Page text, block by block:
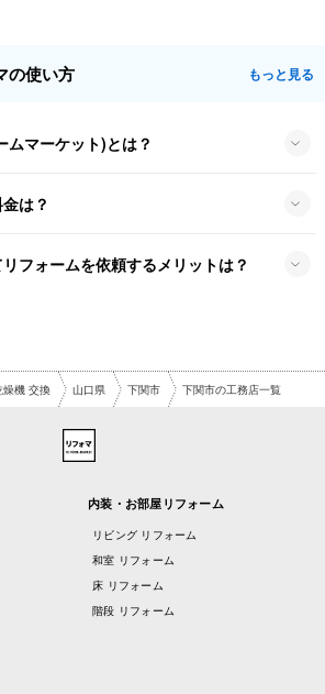
の使い方 もっと見る
ムマーケット)とは？
は？
フォームを依頼するメリットは？
燥機 交換 山口県 下関市 下関市の工務店一覧
内装・お部屋リフォーム
リビング リフォーム
和室 リフォーム
床 リフォーム
階段 リフォーム